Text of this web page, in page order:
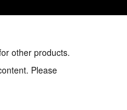
other products.
Please